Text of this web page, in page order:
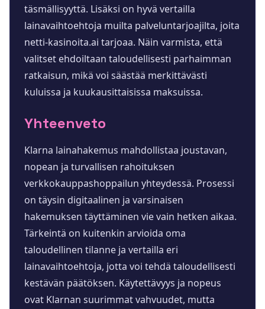
täsmällisyyttä. Lisäksi on hyvä vertailla
lainavaihtoehtoja muilta palveluntarjoajilta, joita
netti-kasinoita.ai tarjoaa. Näin varmista, että
valitset ehdoiltaan taloudellisesti parhaimman
ratkaisun, mikä voi säästää merkittävästi
kuluissa ja kuukausittaisissa maksuissa.
Yhteenveto
Klarna lainahakemus mahdollistaa joustavan,
nopean ja turvallisen rahoituksen
verkkokauppashoppailun yhteydessä. Prosessi
on täysin digitaalinen ja varsinaisen
hakemuksen täyttäminen vie vain hetken aikaa.
Tärkeintä on kuitenkin arvioida oma
taloudellinen tilanne ja vertailla eri
lainavaihtoehtoja, jotta voi tehdä taloudellisesti
kestävän päätöksen. Käytettävyys ja nopeus
ovat Klarnan suurimmat vahvuudet, mutta